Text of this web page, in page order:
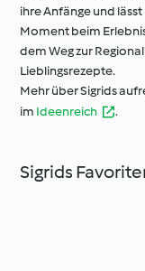
ihre Anfänge und
Moment beim
dem Weg zur
Lieblingsrezepte.
Mehr über Sigrids
im Ideenreich .
Sigrids